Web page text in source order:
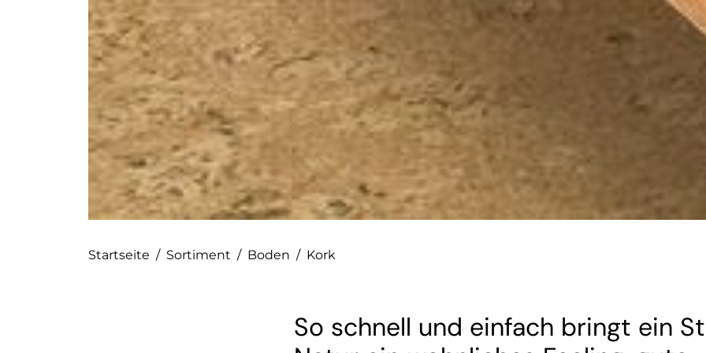
Startseite / Sortiment / Boden / Kork
So schnell und einfach bringt ein